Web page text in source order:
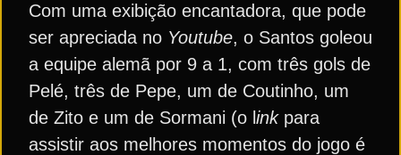
Com uma exibição encantadora, que pode
ser apreciada no Youtube, o Santos goleou
a equipe alemã por 9 a 1, com três gols de
Pelé, três de Pepe, um de Coutinho, um
de Zito e um de Sormani (o l inkpara
assistir aos melhores momentos do jogo é